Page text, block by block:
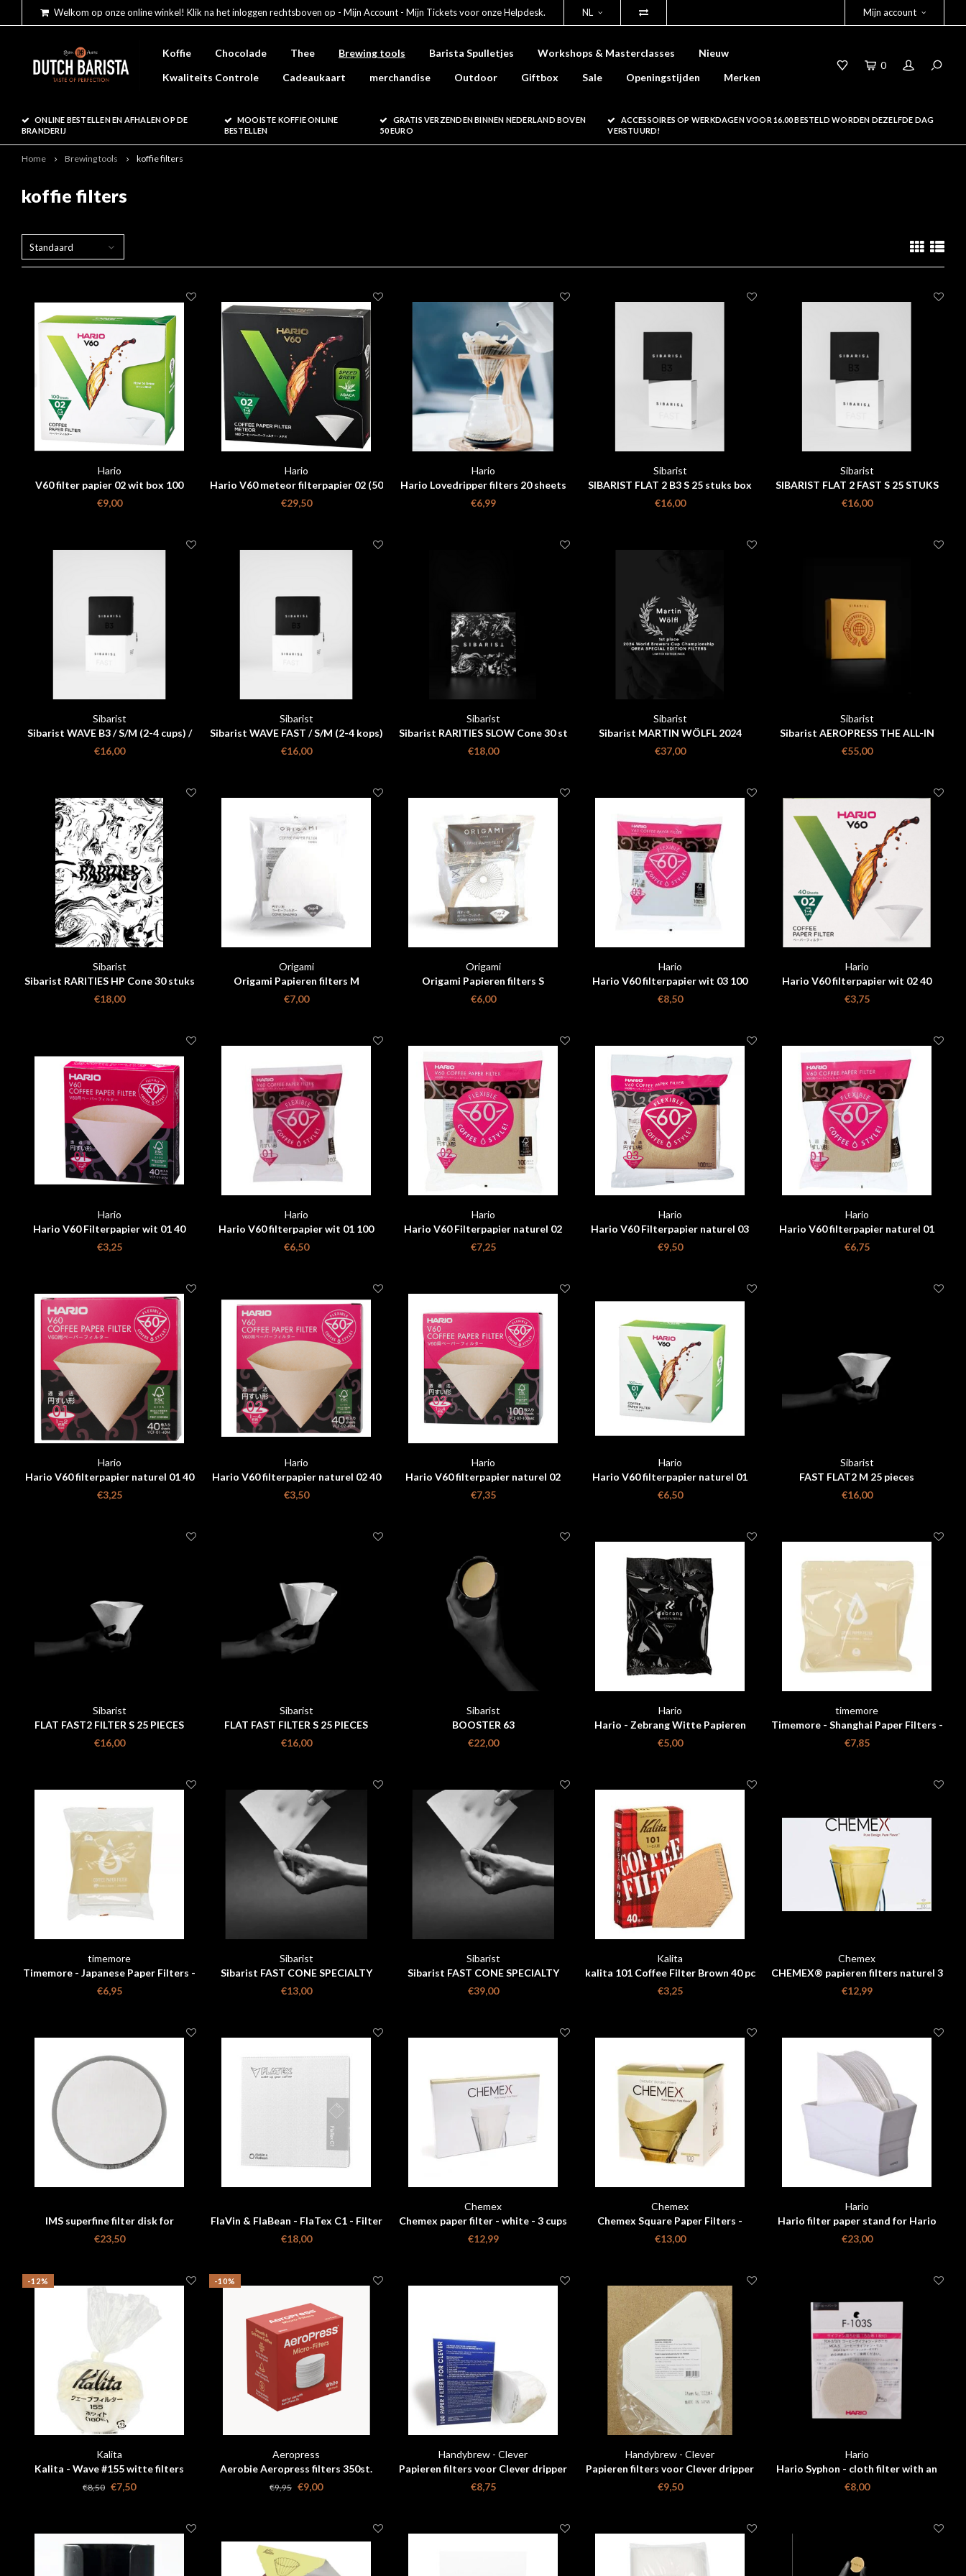
Welkom op onze online winkel! Klik na het inloggen rechtsboven op - Mijn Account - Mijn Tickets voor onze Helpdesk. NL Mijn account
Koffie Chocolade Thee Brewing tools Barista Spulletjes Workshops & Masterclasses
Nieuw
Kwaliteits Controle
Cadeaukaart merchandise Outdoor Giftbox Sale Openingstijden Merken
0
ONLINE BESTELLEN EN AFHALEN OP DE
BRANDERIJ
MOOISTE KOFFIE ONLINE
BESTELLEN
GRATIS VERZENDEN BINNEN NEDERLAND BOVEN
50 EURO
ACCESSOIRES OP WERKDAGEN VOOR 16.00 BESTELD WORDEN DEZELFDE DAG
VERSTUURD!
Home Brewing tools koffie filters
koffie filters
Standaard
Hario
V60 filter papier 02 wit box 100
stuks
€9,00
Hario
Hario V60 meteor filterpapier 02 (50
stuks)
€29,50
Hario
Hario Lovedripper filters 20 sheets
€6,99
Sibarist
SIBARIST FLAT 2 B3 S 25 stuks box
€16,00
Sibarist
SIBARIST FLAT 2 FAST S 25 STUKS
BOX
€16,00
Sibarist
Sibarist WAVE B3 / S/M (2-4 cups) /
25 stuks box
€16,00
Sibarist
Sibarist WAVE FAST / S/M (2-4 kops)
/ 25 stuks
€16,00
Sibarist
Sibarist RARITIES SLOW Cone 30 st
€18,00
Sibarist
Sibarist MARTIN WÖLFL 2024
WORLD CHAMPION PACK (FAST
€37,00
Sibarist
Sibarist AEROPRESS THE ALL-IN
PACK
€55,00
Sibarist
Sibarist RARITIES HP Cone 30 stuks
€18,00
Origami
Origami Papieren filters M
€7,00
Origami
Origami Papieren filters S
€6,00
Hario
Hario V60 filterpapier wit 03 100
stuks
€8,50
Hario
Hario V60 filterpapier wit 02 40
stuks
€3,75
Hario
Hario V60 Filterpapier wit 01 40
stuks
€3,25
Hario
Hario V60 filterpapier wit 01 100
stuks
€6,50
Hario
Hario V60 Filterpapier naturel 02
100 stuks
€7,25
Hario
Hario V60 Filterpapier naturel 03
100 stuks
€9,50
Hario
Hario V60 filterpapier naturel 01
100 stuks
€6,75
Hario
Hario V60 filterpapier naturel 01 40
stuks box
€3,25
Hario
Hario V60 filterpapier naturel 02 40
stuks box
€3,50
Hario
Hario V60 filterpapier naturel 02
100 stuks box
€7,35
Hario
Hario V60 filterpapier naturel 01
100 stuks box
€6,50
Sibarist
FAST FLAT2 M 25 pieces
€16,00
Sibarist
FLAT FAST2 FILTER S 25 PIECES
€16,00
Sibarist
FLAT FAST FILTER S 25 PIECES
€16,00
Sibarist
BOOSTER 63
€22,00
Hario
Hario - Zebrang Witte Papieren
Filters V60 - 50 stuks
€5,00
timemore
Timemore - Shanghai Paper Filters -
100 Pieces
€7,85
timemore
Timemore - Japanese Paper Filters -
100 Pieces
€6,95
Sibarist
Sibarist FAST CONE SPECIALTY
COFFEE FILTER maat m zakje 25
€13,00
Sibarist
Sibarist FAST CONE SPECIALTY
COFFEE FILTER maat m zakje 100
€39,00
Kalita
kalita 101 Coffee Filter Brown 40 pc
€3,25
Chemex
CHEMEX® papieren filters naturel 3
kops
€12,99
IMS superfine filter disk for
Aeropress - 150 micron
€23,50
FlaVin & FlaBean - FlaTex C1 - Filter
for Size 1 Drippers
€18,00
Chemex
Chemex paper filter - white - 3 cups
FP-2
€12,99
Chemex
Chemex Square Paper Filters -
Natural - 6, 8, 10 Cups
€13,00
Hario
Hario filter paper stand for Hario
V60 VPS-100W
€23,00
-12%
Kalita
Kalita - Wave #155 witte filters
100stuks verpakking
€8,50 €7,50
-10%
Aeropress
Aerobie Aeropress filters 350st.
€9,95 €9,00
Handybrew - Clever
Papieren filters voor Clever dripper
300ml
€8,75
Handybrew - Clever
Papieren filters voor Clever dripper
Large
€9,50
Hario
Hario Syphon - cloth filter with an
adapter - F-103S
€8,00